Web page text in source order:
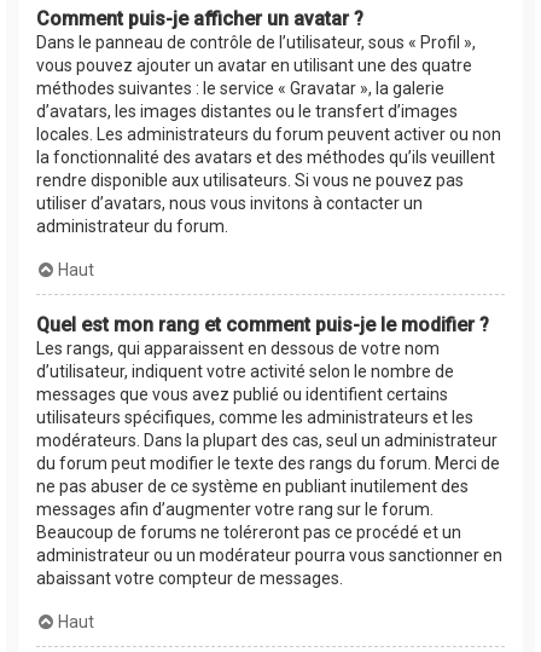
Comment puis-je afficher un avatar ?
Dans le panneau de contrôle de l’utilisateur, sous « Profil »,
vous pouvez ajouter un avatar en utilisant une des quatre
méthodes suivantes : le service « Gravatar », la galerie
d’avatars, les images distantes ou le transfert d’images
locales. Les administrateurs du forum peuvent activer ou non
la fonctionnalité des avatars et des méthodes qu’ils veuillent
rendre disponible aux utilisateurs. Si vous ne pouvez pas
utiliser d’avatars, nous vous invitons à contacter un
administrateur du forum.
Haut
Quel est mon rang et comment puis-je le modifier ?
Les rangs, qui apparaissent en dessous de votre nom
d’utilisateur, indiquent votre activité selon le nombre de
messages que vous avez publié ou identifient certains
utilisateurs spécifiques, comme les administrateurs et les
modérateurs. Dans la plupart des cas, seul un administrateur
du forum peut modifier le texte des rangs du forum. Merci de
ne pas abuser de ce système en publiant inutilement des
messages afin d’augmenter votre rang sur le forum.
Beaucoup de forums ne toléreront pas ce procédé et un
administrateur ou un modérateur pourra vous sanctionner en
abaissant votre compteur de messages.
Haut